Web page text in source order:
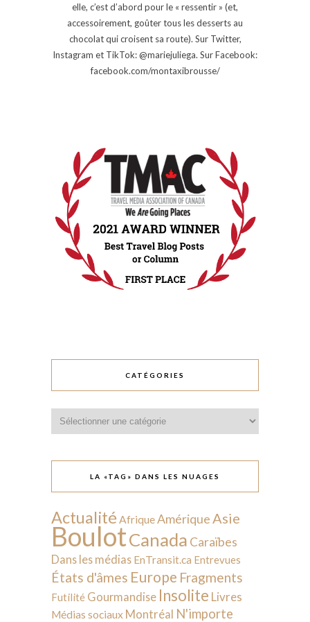
elle, c’est d’abord pour le « ressentir » (et,
accessoirement, goûter tous les desserts au
chocolat qui croisent sa route). Sur Twitter,
Instagram et TikTok: @mariejuliega. Sur Facebook:
facebook.com/montaxibrousse/
CATÉGORIES
LA «TAG» DANS LES NUAGES
Actualité AfriqueAmérique Asie
BoulotCanada Caraïbes
Dans les médias EnTransit.ca Entrevues
États d'âmes Europe Fragments
Futilité Gourmandise Insolite Livres
Médias sociaux Montréal N'importe